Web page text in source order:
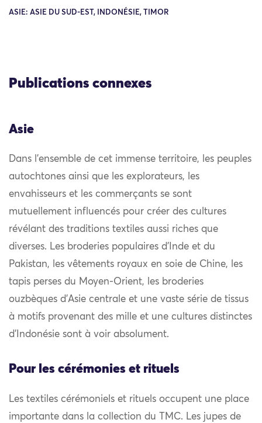
ASIE: ASIE DU SUD-EST, INDONÉSIE, TIMOR
Publications connexes
Asie
Dans l’ensemble de cet immense territoire, les peuples
autochtones ainsi que les explorateurs, les
envahisseurs et les commerçants se sont
mutuellement influencés pour créer des cultures
révélant des traditions textiles aussi riches que
diverses. Les broderies populaires d’Inde et du
Pakistan, les vêtements royaux en soie de Chine, les
tapis perses du Moyen-Orient, les broderies
ouzbèques d’Asie centrale et une vaste série de tissus
à motifs provenant des mille et une cultures distinctes
d’Indonésie sont à voir absolument.
Pour les cérémonies et rituels
Les textiles cérémoniels et rituels occupent une place
importante dans la collection du TMC. Les jupes de